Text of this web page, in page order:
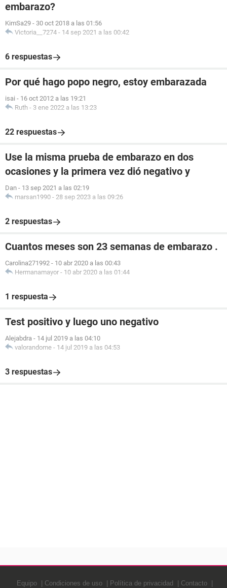
embarazo?
KimSa29 - 30 oct 2018 a las 01:56
Victoria__7274 - 14 sep 2021 a las 00:42
6 respuestas
Por qué hago popo negro, estoy embarazada
isai - 16 oct 2012 a las 19:21
Ruth - 3 ene 2022 a las 13:23
22 respuestas
Use la misma prueba de embarazo en dos
ocasiones y la primera vez dió negativo y
Dan - 13 sep 2021 a las 02:19
marsan1990 - 28 sep 2023 a las 09:26
2 respuestas
Cuantos meses son 23 semanas de embarazo .
Carolina271992 - 10 abr 2020 a las 00:43
Hermanamayor - 10 abr 2020 a las 01:44
1 respuesta
Test positivo y luego uno negativo
Alejabdra - 14 jul 2019 a las 04:10
valorandome - 14 jul 2019 a las 04:53
3 respuestas
Equipo Condiciones de uso Política de privacidad Contacto